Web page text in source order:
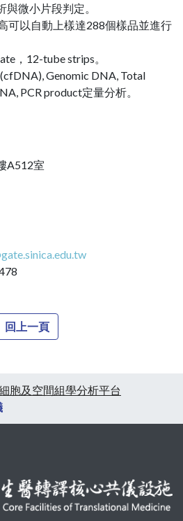
與微小片段判定。
可以自動上樣達288個樣品並進行
，12-tube strips。
Genomic DNA, Total
PCR product定量分析。
A512室
回上一頁
胞及空間組學分析平台